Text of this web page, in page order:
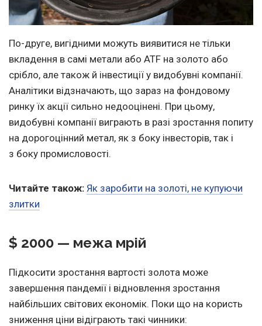
По-друге, вигідними можуть виявитися не тільки
вкладення в самі метали або ATF на золото або
срібло, але також й інвестиції у видобувні компанії.
Аналітики відзначають, що зараз на фондовому
ринку їх акції сильно недооцінені. При цьому,
видобувні компанії виграють в разі зростання попиту
на дорогоцінний метал, як з боку інвесторів, так і
з боку промисловості.
Читайте також: Як заробити на золоті, не купуючи
злитки
$ 2000 — межа мрій
Підкосити зростання вартості золота може
завершення пандемії і відновлення зростання
найбільших світових економік. Поки що на користь
зниження ціни відіграють такі чинники: